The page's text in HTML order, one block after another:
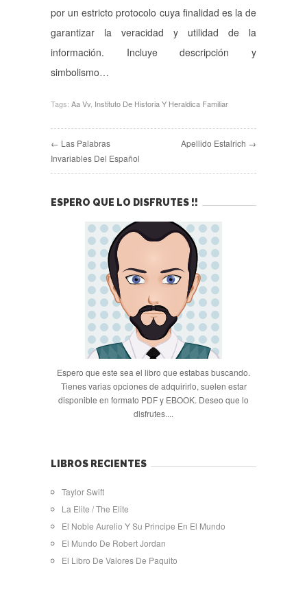
por un estricto protocolo cuya finalidad es la de
garantizar la veracidad y utilidad de la
información. Incluye descripción y
simbolismo…
Tags: Aa Vv Instituto De Historia Y Heraldica Familiar
← Las Palabras
Invariables Del Español
Apellido Estalrich →
ESPERO QUE LO DISFRUTES !!
Espero que este sea el libro que estabas buscando.
Tienes varias opciones de adquirirlo, suelen estar
disponible en formato PDF y EBOOK. Deseo que lo
disfrutes....
LIBROS RECIENTES
Taylor Swift
La Elite / The Elite
El Noble Aurelio Y Su Principe En El Mundo
El Mundo De Robert Jordan
El Libro De Valores De Paquito